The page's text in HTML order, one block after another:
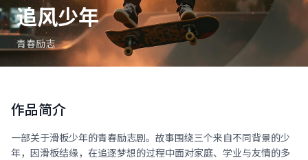
追风少年
青春励志
作品简介
一部关于滑板少年的青春励志剧。故事围绕三个来自不同背景的少
年，因滑板结缘，在追逐梦想的过程中面对家庭、学业与友情的多